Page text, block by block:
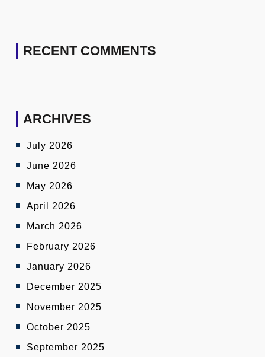
RECENT COMMENTS
ARCHIVES
July 2026
June 2026
May 2026
April 2026
March 2026
February 2026
January 2026
December 2025
November 2025
October 2025
September 2025